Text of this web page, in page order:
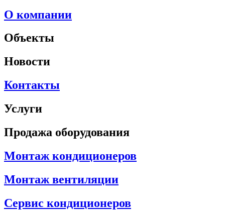
О компании
Объекты
Новости
Контакты
Услуги
Продажа оборудования
Монтаж кондиционеров
Монтаж вентиляции
Сервис кондиционеров